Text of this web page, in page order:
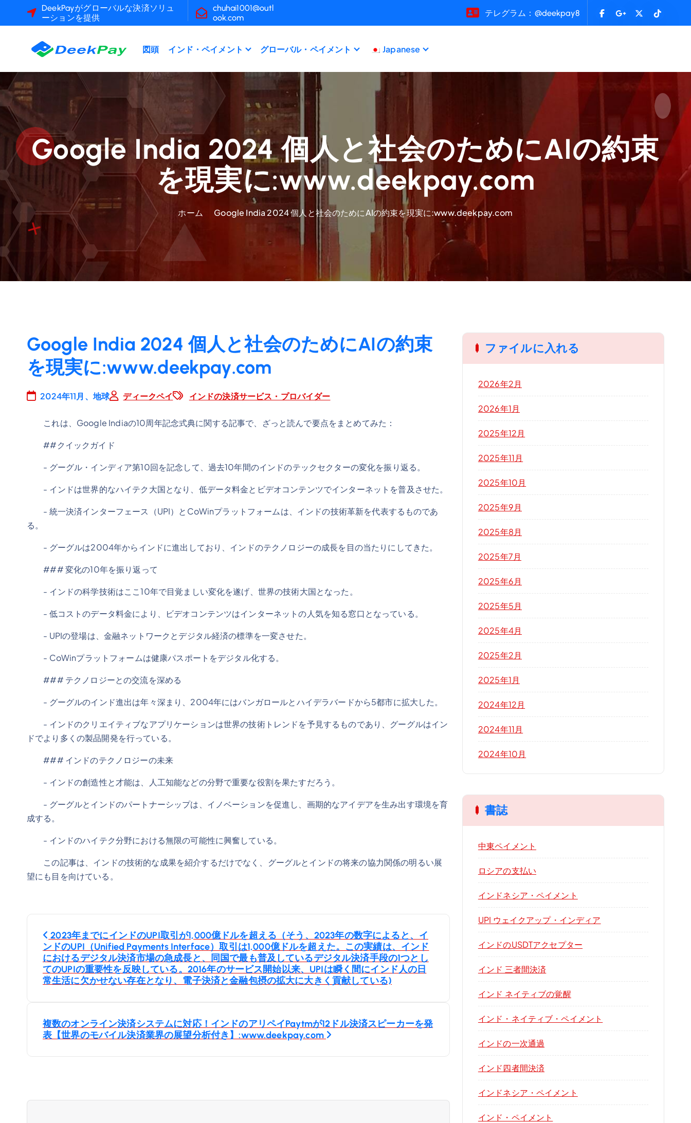
ス
キ
DeekPayがグローバルな決済ソリュ
ーションを提供
chuhai1001@outl
ook.com
テレグラム：@deekpay8
図頭 インド・ペイメント グローバル・ペイメント Japanese
Google India 2024 個人と社会のためにAIの約束
を現実に:www.deekpay.com
ホーム Google India 2024 個人と社会のためにAIの約束を現実に:www.deekpay.com
Google India 2024 個人と社会のためにAIの約束
を現実に:www.deekpay.com
2024年11月、地球 ディークペイ インドの決済サービス・プロバイダー
これは、Google Indiaの10周年記念式典に関する記事で、ざっと読んで要点をまとめてみた：
##クイックガイド
- グーグル・インディア第10回を記念して、過去10年間のインドのテックセクターの変化を振り返る。
- インドは世界的なハイテク大国となり、低データ料金とビデオコンテンツでインターネットを普及させた。
- 統一決済インターフェース（UPI）とCoWinプラットフォームは、インドの技術革新を代表するものであ
る。
- グーグルは2004年からインドに進出しており、インドのテクノロジーの成長を目の当たりにしてきた。
### 変化の10年を振り返って
- インドの科学技術はここ10年で目覚ましい変化を遂げ、世界の技術大国となった。
- 低コストのデータ料金により、ビデオコンテンツはインターネットの人気を知る窓口となっている。
- UPIの登場は、金融ネットワークとデジタル経済の標準を一変させた。
- CoWinプラットフォームは健康パスポートをデジタル化する。
### テクノロジーとの交流を深める
- グーグルのインド進出は年々深まり、2004年にはバンガロールとハイデラバードから5都市に拡大した。
- インドのクリエイティブなアプリケーションは世界の技術トレンドを予見するものであり、グーグルはイン
ドでより多くの製品開発を行っている。
### インドのテクノロジーの未来
- インドの創造性と才能は、人工知能などの分野で重要な役割を果たすだろう。
- グーグルとインドのパートナーシップは、イノベーションを促進し、画期的なアイデアを生み出す環境を育
成する。
- インドのハイテク分野における無限の可能性に興奮している。
この記事は、インドの技術的な成果を紹介するだけでなく、グーグルとインドの将来の協力関係の明るい展
望にも目を向けている。
投
稿
ナ
ビ
ゲ
シ
2023年までにインドのUPI取引が1,000億ドルを超える（そう、2023年の数字によると、イ
ンドのUPI（Unified Payments Interface）取引は1,000億ドルを超えた。この実績は、インド
におけるデジタル決済市場の急成長と、同国で最も普及しているデジタル決済手段の1つとし
てのUPIの重要性を反映している。2016年のサービス開始以来、UPIは瞬く間にインド人の日
常生活に欠かせない存在となり、電子決済と金融包摂の拡大に大きく貢献している)
複数のオンライン決済システムに対応！インドのアリペイPaytmが12ドル決済スピーカーを発
表【世界のモバイル決済業界の展望分析付き】:www.deekpay.com
ファイルに入れる
2026年2月
2026年1月
2025年12月
2025年11月
2025年10月
2025年9月
2025年8月
2025年7月
2025年6月
2025年5月
2025年4月
2025年2月
2025年1月
2024年12月
2024年11月
2024年10月
書誌
中東ペイメント
ロシアの支払い
インドネシア・ペイメント
UPI ウェイクアップ・インディア
インドのUSDTアクセプター
インド 三者間決済
インド ネイティブの覚醒
インド・ネイティブ・ペイメント
インドの一次通過
インド四者間決済
インドネシア・ペイメント
インド・ペイメント